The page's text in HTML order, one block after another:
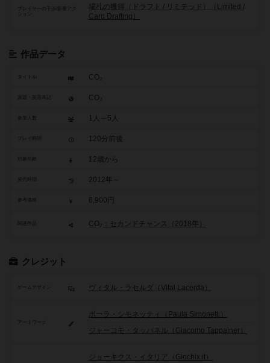
プレイヤーの干渉/影響アク
場札の獲得（ドラフト / リミテッド）（Limited /
Card Drafting）
作品データ
タイトル CO₂
CO₂
参加人数 1人～5人
120分前後
12歳から
2012年～
参考価格 6,900円
関連作品 CO₂：セカンドチャンス（2018年）
クレジット
ゲームデザイン ヴィタル・ラセルダ（Vital Lacerda）
アートワーク
ポーラ・シモネッティ（Paula Simonetti）
ジャーコモ・タッパネル（Giacomo Tappainer）
ジョーキクス・イタリア（Giochix.it）